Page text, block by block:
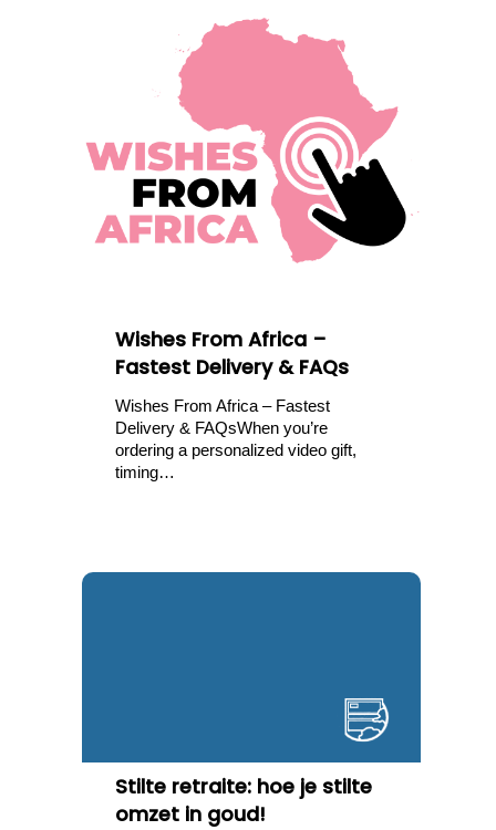
Wishes From Africa –
Fastest Delivery & FAQs
Wishes From Africa – Fastest
Delivery & FAQsWhen you’re
ordering a personalized video gift,
timing…
Stilte retraite: hoe je stilte
omzet in goud!